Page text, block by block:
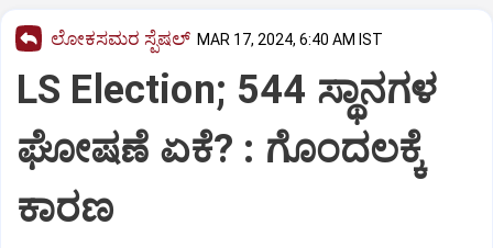
ಲೋಕಸಮರ ಸ್ಪೆಷಲ್‌ MAR 17, 2024, 6:40 AM IST
LS Election; 544 ಸ್ಥಾನಗಳ
ಘೋಷಣೆ ಏಕೆ? : ಗೊಂದಲಕ್ಕೆ
ಕಾರಣ